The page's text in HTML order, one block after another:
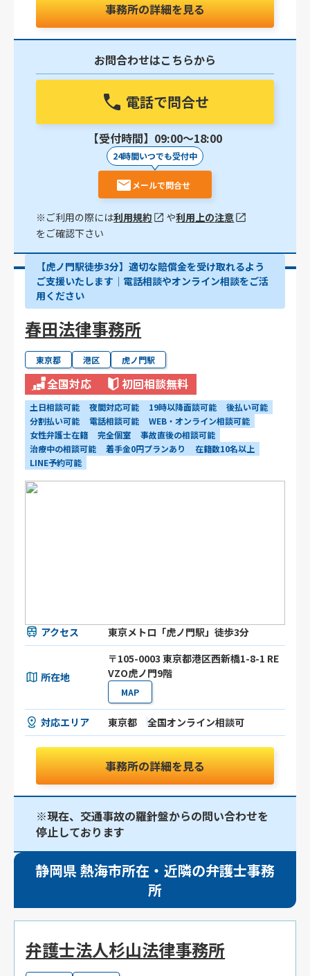
事務所の詳細を見る
お問合わせはこちらから
電話で問合せ
【受付時間】09:00〜18:00
24時間いつでも受付中
メールで問合せ
※ご利用の際には利用規約 や利用上の注意
をご確認下さい
【虎ノ門駅徒歩3分】適切な賠償金を受け取れるよう
ご支援いたします│電話相談やオンライン相談をご活
用ください
春田法律事務所
東京都 港区 虎ノ門駅
全国対応 初回相談無料
土日相談可能 夜間対応可能 19時以降面談可能
後払い可能
分割払い可能
電話相談可能
WEB・オンライン相談可能
女性弁護士在籍
完全個室
事故直後の相談可能
治療中の相談可能
着手金0円プランあり
在籍数10名以上
LINE予約可能
アクセス 東京メトロ「虎ノ門駅」徒歩3分
所在地
〒105-0003 東京都港区⻄新橋1-8-1 RE
VZO虎ノ門9階
MAP
対応エリア 東京都 全国オンライン相談可
事務所の詳細を見る
※現在、交通事故の羅針盤からの問い合わせを
停止しております
静岡県 熱海市所在・近隣の弁護士事務
所
弁護士法人杉山法律事務所